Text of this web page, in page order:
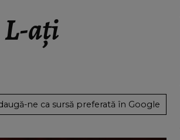
L-ați
ne ca sursă preferată în Google